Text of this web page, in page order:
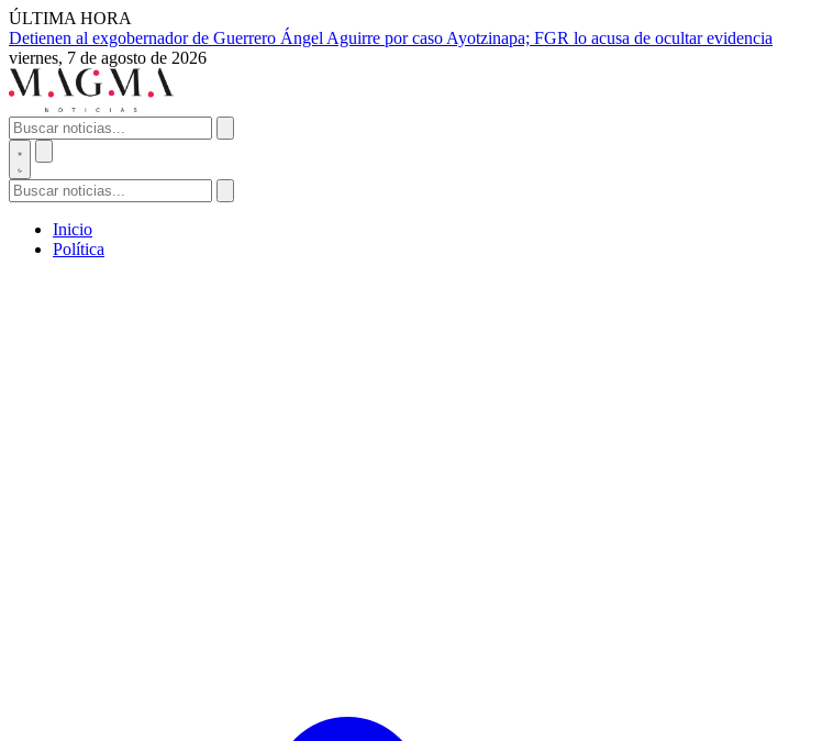
ÚLTIMA HORA
Detienen al exgobernador de Guerrero Ángel Aguirre por caso Ayotzinapa; FGR lo acusa de ocultar evidencia
viernes, 7 de agosto de 2026
Inicio
Política